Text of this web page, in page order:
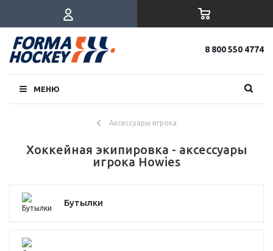
8 800 550 4774
МЕНЮ
Аксессуары игрока
Хоккейная экипировка - аксессуары
игрока Howies
Бутылки